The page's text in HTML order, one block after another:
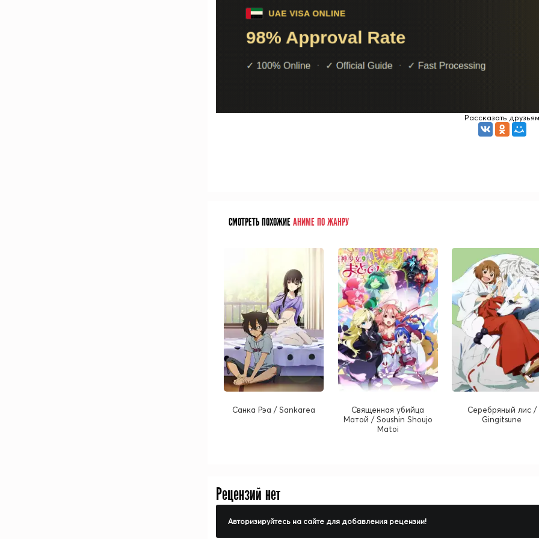
Рассказать друзьям
СМОТРЕТЬ ПОХОЖИЕАНИМЕ ПО ЖАНРУ
Санка Рэа / Sankarea
Священная убийца
Матой / Soushin Shoujo
Matoi
Серебряный лис /
Gingitsune
Рецензий нет
Авторизируйтесь на сайте для добавления рецензии!